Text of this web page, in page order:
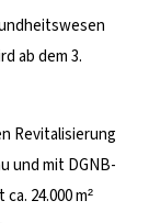
ab dem 3.
Revitalisierung
und mit DGNB-
24.000 m²